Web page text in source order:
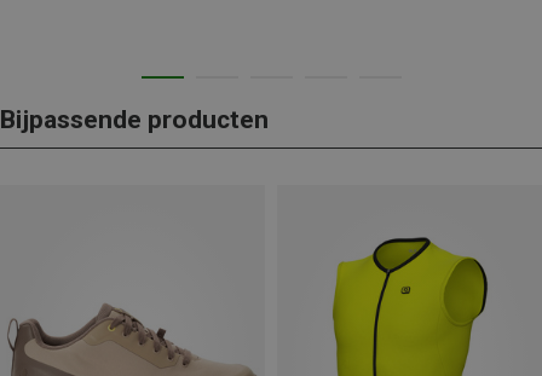
Bijpassende producten